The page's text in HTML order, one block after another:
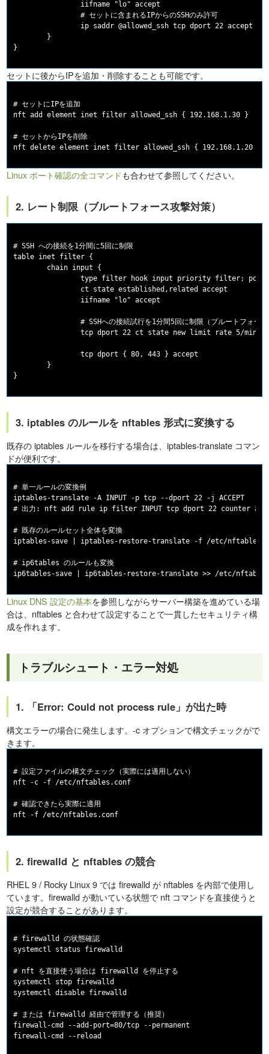
                iifname "lo" accept
                # セットに含まれるIPからのSSHのみ許可
                ip saddr @allowed_ssh tcp dport 22 accept
        }
セットに後からIPを追加・削除することも可能です。
# セットにIPを追加
nft add element inet filter allowed_ssh { 192.168.1.30 }
# セットからIPを削除
Linux ポート確認の全コマンドも合わせて参照してください。
2. レート制限（ブルートフォース攻撃対策）
# SSH への接続を1分間に5回に制限
table inet filter {
        chain input {
type filter hook input priority filter;
                ct state established,related accept
                iifname "lo" accept
# SSHへの接続試行を1分間5回に制限（ブルートフォー
tcp dport 22 ct state new limit rate 5/
                tcp dport { 80, 443 } accept
        }
3. iptables のルールを nftables 形式に変換する
既存の iptables ルールを移行する場合は、iptables-translate コマン
ドが便利です。
# 単一ルールの変換例
iptables-translate -A INPUT -p tcp --dport 22 -j ACCEPT
# 出力: nft add rule ip filter INPUT tcp dport 22 counter
# 既存のルールセット全体を変換
iptables-save | iptables-restore-translate -f /etc/
# ip6tables のルールも変換
Linux DNS 設定の基本を参照しながらサーバー構築を進めている場
合は、nftables と合わせて設定することで一貫したセキュリティ構
成を作れます。
トラブルシュート・エラー対処
1. 「Error: Could not process rule」が出た時
構文エラーの場合に発生します。-c オプションで構文チェックがで
きます。
# 設定ファイルの構文チェック（実際には適用しない）
nft -c -f /etc/nftables.conf
# 確認できたら実際に適用
2. firewalld と nftables の競合
RHEL 9 / Rocky Linux 9 では firewalld が nftables を内部で使用し
ています。firewalld が動いている状態で nft コマンドを直接使うと
設定が競合することがあります。
# firewalld の状態確認
systemctl status firewalld
# nft を直接使う場合は firewalld を停止する
systemctl stop firewalld
systemctl disable firewalld
# または firewalld 経由で管理する（推奨）
firewall-cmd --add-port=80/tcp --permanent